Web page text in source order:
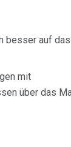
besser auf
mit
über das